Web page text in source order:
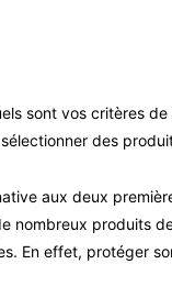
sont vos critères
des
aux deux
nombreux produits
En effet, protéger